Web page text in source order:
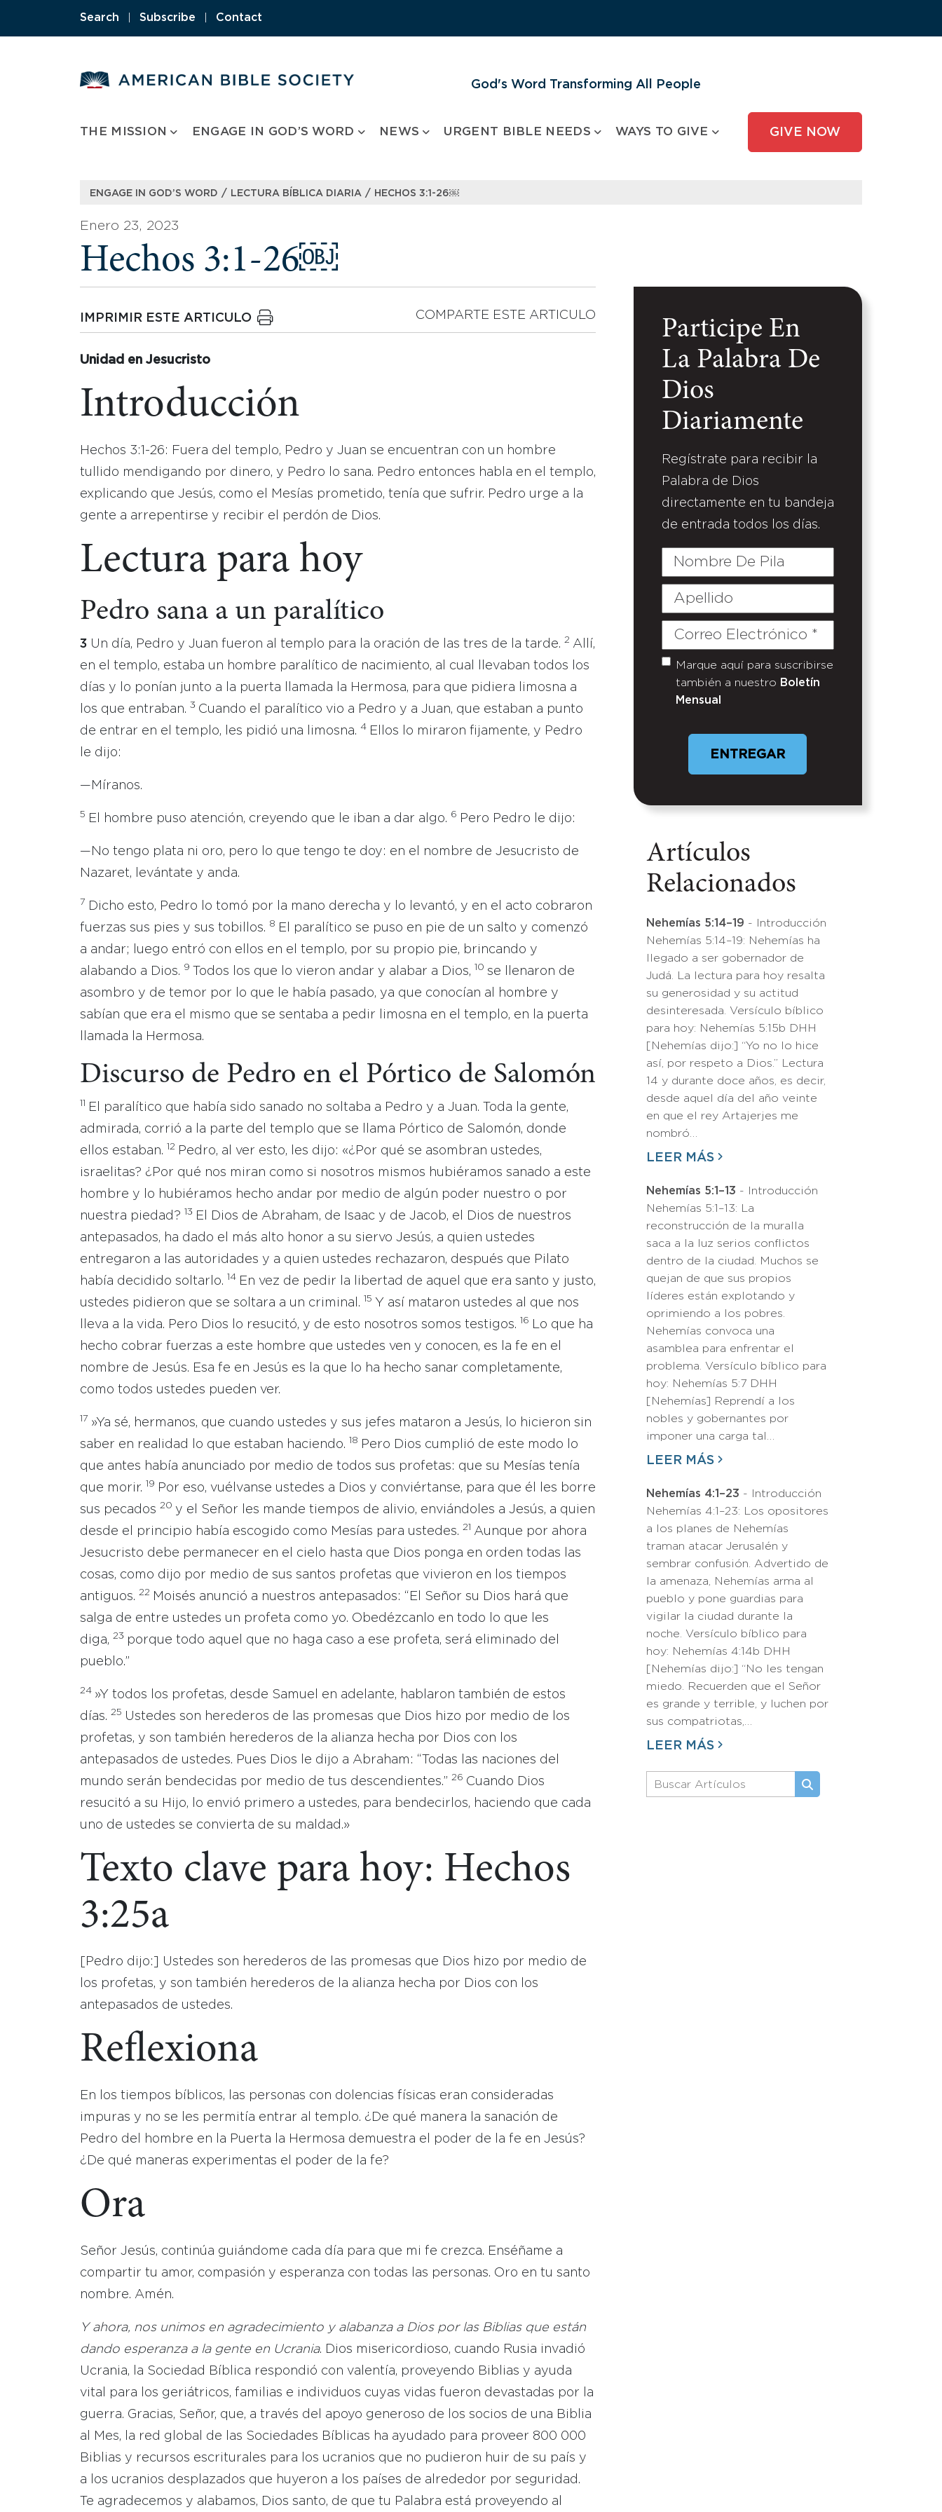
Search Subscribe Contact
God's Word Transforming All People
THE MISSION ENGAGE IN GOD’S WORD NEWS URGENT BIBLE NEEDS WAYS TO GIVE GIVE NOW
ENGAGE IN GOD’S WORD / LECTURA BÍBLICA DIARIA / HECHOS 3:1-26￼
Enero 23, 2023
Hechos 3:1-26￼
IMPRIMIR ESTE ARTICULO COMPARTE ESTE ARTICULO
Unidad en Jesucristo
Introducción
Hechos 3:1-26: Fuera del templo, Pedro y Juan se encuentran con un hombre
tullido mendigando por dinero, y Pedro lo sana. Pedro entonces habla en el templo,
explicando que Jesús, como el Mesías prometido, tenía que sufrir. Pedro urge a la
gente a arrepentirse y recibir el perdón de Dios.
Lectura para hoy
Pedro sana a un paralítico
3 Un día, Pedro y Juan fueron al templo para la oración de las tres de la tarde. 2 Allí,
en el templo, estaba un hombre paralítico de nacimiento, al cual llevaban todos los
días y lo ponían junto a la puerta llamada la Hermosa, para que pidiera limosna a
los que entraban. 3 Cuando el paralítico vio a Pedro y a Juan, que estaban a punto
de entrar en el templo, les pidió una limosna. 4 Ellos lo miraron fijamente, y Pedro
le dijo:
—Míranos.
5 El hombre puso atención, creyendo que le iban a dar algo. 6 Pero Pedro le dijo:
—No tengo plata ni oro, pero lo que tengo te doy: en el nombre de Jesucristo de
Nazaret, levántate y anda.
7
Dicho esto, Pedro lo tomó por la mano derecha y lo levantó, y en el acto cobraron
fuerzas sus pies y sus tobillos. 8
El paralítico se puso en pie de un salto y comenzó
a andar; luego entró con ellos en el templo, por su propio pie, brincando y
alabando a Dios. 9 Todos los que lo vieron andar y alabar a Dios, 10 se llenaron de
asombro y de temor por lo que le había pasado, ya que conocían al hombre y
sabían que era el mismo que se sentaba a pedir limosna en el templo, en la puerta
llamada la Hermosa.
Discurso de Pedro en el Pórtico de Salomón
11
El paralítico que había sido sanado no soltaba a Pedro y a Juan. Toda la gente,
admirada, corrió a la parte del templo que se llama Pórtico de Salomón, donde
ellos estaban. 12
Pedro, al ver esto, les dijo: «¿Por qué se asombran ustedes,
israelitas? ¿Por qué nos miran como si nosotros mismos hubiéramos sanado a este
hombre y lo hubiéramos hecho andar por medio de algún poder nuestro o por
nuestra piedad? 13
El Dios de Abraham, de Isaac y de Jacob, el Dios de nuestros
antepasados, ha dado el más alto honor a su siervo Jesús, a quien ustedes
entregaron a las autoridades y a quien ustedes rechazaron, después que Pilato
había decidido soltarlo. 14 En vez de pedir la libertad de aquel que era santo y justo,
ustedes pidieron que se soltara a un criminal. 15 Y así mataron ustedes al que nos
lleva a la vida. Pero Dios lo resucitó, y de esto nosotros somos testigos. 16
Lo que ha
hecho cobrar fuerzas a este hombre que ustedes ven y conocen, es la fe en el
nombre de Jesús. Esa fe en Jesús es la que lo ha hecho sanar completamente,
como todos ustedes pueden ver.
17 »Ya sé, hermanos, que cuando ustedes y sus jefes mataron a Jesús, lo hicieron sin
saber en realidad lo que estaban haciendo. 18
Pero Dios cumplió de este modo lo
que antes había anunciado por medio de todos sus profetas: que su Mesías tenía
que morir. 19
Por eso, vuélvanse ustedes a Dios y conviértanse, para que él les borre
sus pecados 20 y el Señor les mande tiempos de alivio, enviándoles a Jesús, a quien
desde el principio había escogido como Mesías para ustedes. 21 Aunque por ahora
Jesucristo debe permanecer en el cielo hasta que Dios ponga en orden todas las
cosas, como dijo por medio de sus santos profetas que vivieron en los tiempos
antiguos. 22
Moisés anunció a nuestros antepasados: “El Señor su Dios hará que
salga de entre ustedes un profeta como yo. Obedézcanlo en todo lo que les
diga, 23 porque todo aquel que no haga caso a ese profeta, será eliminado del
pueblo.”
24 »Y todos los profetas, desde Samuel en adelante, hablaron también de estos
días. 25 Ustedes son herederos de las promesas que Dios hizo por medio de los
profetas, y son también herederos de la alianza hecha por Dios con los
antepasados de ustedes. Pues Dios le dijo a Abraham: “Todas las naciones del
mundo serán bendecidas por medio de tus descendientes.” 26 Cuando Dios
resucitó a su Hijo, lo envió primero a ustedes, para bendecirlos, haciendo que cada
uno de ustedes se convierta de su maldad.»
Texto clave para hoy: Hechos
3:25a
[Pedro dijo:] Ustedes son herederos de las promesas que Dios hizo por medio de
los profetas, y son también herederos de la alianza hecha por Dios con los
antepasados de ustedes.
Reflexiona
En los tiempos bíblicos, las personas con dolencias físicas eran consideradas
impuras y no se les permitía entrar al templo. ¿De qué manera la sanación de
Pedro del hombre en la Puerta la Hermosa demuestra el poder de la fe en Jesús?
¿De qué maneras experimentas el poder de la fe?
Ora
Señor Jesús, continúa guiándome cada día para que mi fe crezca. Enséñame a
compartir tu amor, compasión y esperanza con todas las personas. Oro en tu santo
nombre. Amén.
Y ahora, nos unimos en agradecimiento y alabanza a Dios por las Biblias que están
dando esperanza a la gente en Ucrania. Dios misericordioso, cuando Rusia invadió
Ucrania, la Sociedad Bíblica respondió con valentía, proveyendo Biblias y ayuda
vital para los geriátricos, familias e individuos cuyas vidas fueron devastadas por la
guerra. Gracias, Señor, que, a través del apoyo generoso de los socios de una Biblia
al Mes, la red global de las Sociedades Bíblicas ha ayudado para proveer 800 000
Biblias y recursos escriturales para los ucranios que no pudieron huir de su país y
a los ucranios desplazados que huyeron a los países de alrededor por seguridad.
Te agradecemos y alabamos, Dios santo, de que tu Palabra está proveyendo al
Participe En
La Palabra De
Dios
Diariamente
Regístrate para recibir la
Palabra de Dios
directamente en tu bandeja
de entrada todos los días.
Nombre
Pila
Apellido
Correo
Untitled
Marque aquí para suscribirse
también a nuestro Boletín
Mensual
Artículos
Relacionados
Nehemías 5:14–19 - Introducción
Nehemías 5:14–19: Nehemías ha
llegado a ser gobernador de
Judá. La lectura para hoy resalta
su generosidad y su actitud
desinteresada. Versículo bíblico
para hoy: Nehemías 5:15b DHH
[Nehemías dijo:] “Yo no lo hice
así, por respeto a Dios.” Lectura
14 y durante doce años, es decir,
desde aquel día del año veinte
en que el rey Artajerjes me
nombró…
LEER MÁS
Nehemías 5:1–13 - Introducción
Nehemías 5:1–13: La
reconstrucción de la muralla
saca a la luz serios conflictos
dentro de la ciudad. Muchos se
quejan de que sus propios
líderes están explotando y
oprimiendo a los pobres.
Nehemías convoca una
asamblea para enfrentar el
problema. Versículo bíblico para
hoy: Nehemías 5:7 DHH
[Nehemías] Reprendí a los
nobles y gobernantes por
imponer una carga tal…
LEER MÁS
Nehemías 4:1–23 - Introducción
Nehemías 4:1–23: Los opositores
a los planes de Nehemías
traman atacar Jerusalén y
sembrar confusión. Advertido de
la amenaza, Nehemías arma al
pueblo y pone guardias para
vigilar la ciudad durante la
noche. Versículo bíblico para
hoy: Nehemías 4:14b DHH
[Nehemías dijo:] “No les tengan
miedo. Recuerden que el Señor
es grande y terrible, y luchen por
sus compatriotas,…
LEER MÁS